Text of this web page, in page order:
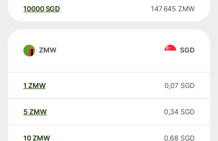
10000 SGD 147 645 ZMW
ZMW SGD
1 ZMW 0,07 SGD
5 ZMW 0,34 SGD
10ZMW 0,68 SGD